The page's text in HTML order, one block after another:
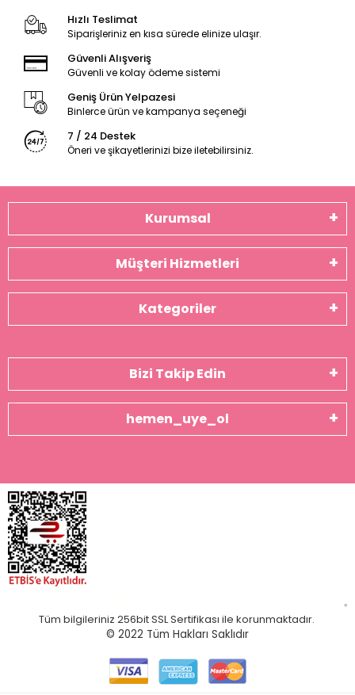
Hızlı Teslimat
Siparişleriniz en kısa sürede elinize ulaşır.
Güvenli Alışveriş
Güvenli ve kolay ödeme sistemi
Geniş Ürün Yelpazesi
Binlerce ürün ve kampanya seçeneği
7 / 24 Destek
Öneri ve şikayetlerinizi bize iletebilirsiniz.
Kurumsal
Müşteri Hizmetleri
Kategoriler
Bizi Takip Edin
hemen_uye_ol
Tüm bilgileriniz 256bit SSL Sertifikası ile korunmaktadır.
© 2022 Tüm Hakları Saklıdır